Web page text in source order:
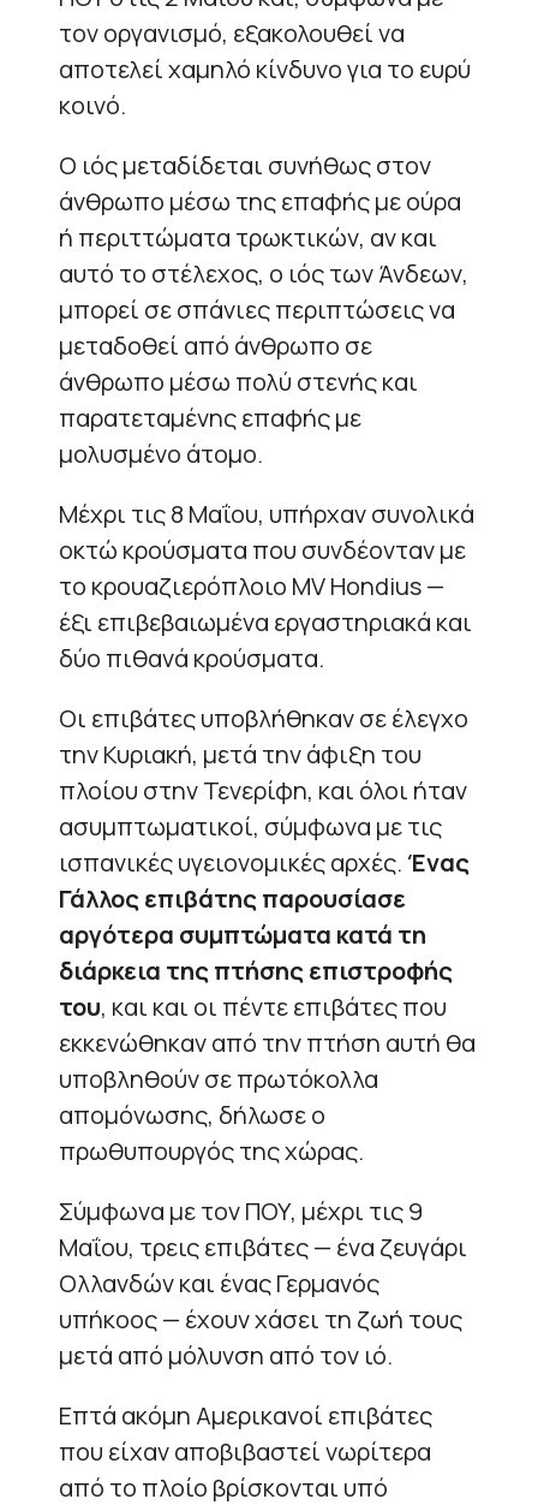
τον οργανισμό, εξακολουθεί να
αποτελεί χαμηλό κίνδυνο για το ευρύ
κοινό.
Ο ιός μεταδίδεται συνήθως στον
άνθρωπο μέσω της επαφής με ούρα
ή περιττώματα τρωκτικών, αν και
αυτό το στέλεχος, ο ιός των Άνδεων,
μπορεί σε σπάνιες περιπτώσεις να
μεταδοθεί από άνθρωπο σε
άνθρωπο μέσω πολύ στενής και
παρατεταμένης επαφής με
μολυσμένο άτομο.
Μέχρι τις 8 Μαΐου, υπήρχαν συνολικά
οκτώ κρούσματα που συνδέονταν με
το κρουαζιερόπλοιο MV Hondius —
έξι επιβεβαιωμένα εργαστηριακά και
δύο πιθανά κρούσματα.
Οι επιβάτες υποβλήθηκαν σε έλεγχο
την Κυριακή, μετά την άφιξη του
πλοίου στην Τενερίφη, και όλοι ήταν
ασυμπτωματικοί, σύμφωνα με τις
ισπανικές υγειονομικές αρχές.Ένας
Γάλλος επιβάτης παρουσίασε
αργότερα συμπτώματα κατά τη
διάρκεια της πτήσης επιστροφής
του, και και οι πέντε επιβάτες που
εκκενώθηκαν από την πτήση αυτή θα
υποβληθούν σε πρωτόκολλα
απομόνωσης, δήλωσε ο
πρωθυπουργός της χώρας.
Σύμφωνα με τον ΠΟΥ, μέχρι τις 9
Μαΐου, τρεις επιβάτες — ένα ζευγάρι
Ολλανδών και ένας Γερμανός
υπήκοος — έχουν χάσει τη ζωή τους
μετά από μόλυνση από τον ιό.
Επτά ακόμη Αμερικανοί επιβάτες
που είχαν αποβιβαστεί νωρίτερα
από το πλοίο βρίσκονται υπό